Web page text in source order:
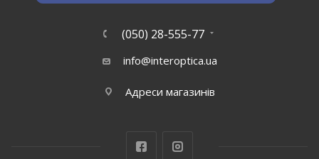
(050) 28-555-77
info@interoptica.ua
Адреси магазинів